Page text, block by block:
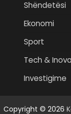
Shëndetësi
Ekonomi
Sport
Tech &
Investigime